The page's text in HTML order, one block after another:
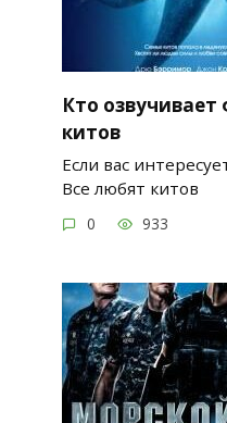
Кто
китов
Если вас
Все любят китов
0 933